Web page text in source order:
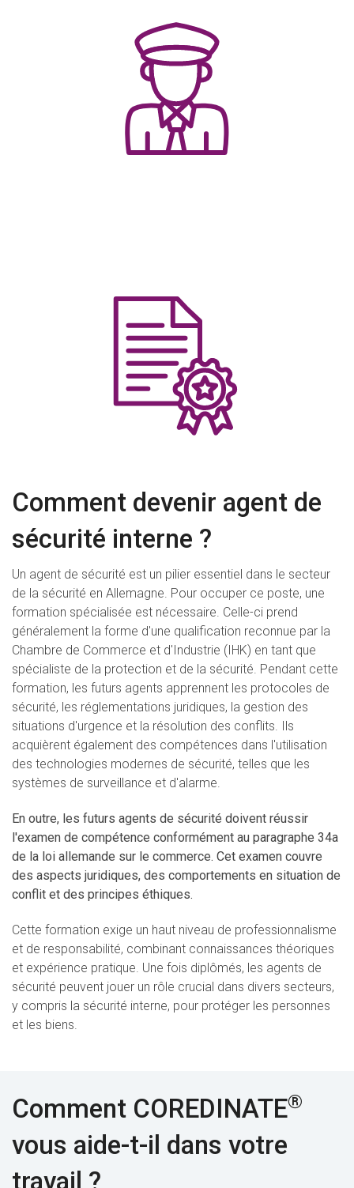
Comment devenir agent de
sécurité interne ?
Un agent de sécurité est un pilier essentiel dans le secteur
de la sécurité en Allemagne. Pour occuper ce poste, une
formation spécialisée est nécessaire. Celle-ci prend
généralement la forme d'une qualification reconnue par la
Chambre de Commerce et d'Industrie (IHK) en tant que
spécialiste de la protection et de la sécurité. Pendant cette
formation, les futurs agents apprennent les protocoles de
sécurité, les réglementations juridiques, la gestion des
situations d'urgence et la résolution des conflits. Ils
acquièrent également des compétences dans l'utilisation
des technologies modernes de sécurité, telles que les
systèmes de surveillance et d'alarme.
En outre, les futurs agents de sécurité doivent réussir
l'examen de compétence conformément au paragraphe 34a
de la loi allemande sur le commerce. Cet examen couvre
des aspects juridiques, des comportements en situation de
conflit et des principes éthiques.
Cette formation exige un haut niveau de professionnalisme
et de responsabilité, combinant connaissances théoriques
et expérience pratique. Une fois diplômés, les agents de
sécurité peuvent jouer un rôle crucial dans divers secteurs,
y compris la sécurité interne, pour protéger les personnes
et les biens.
Comment COREDINATE®
vous aide-t-il dans votre
travail ?